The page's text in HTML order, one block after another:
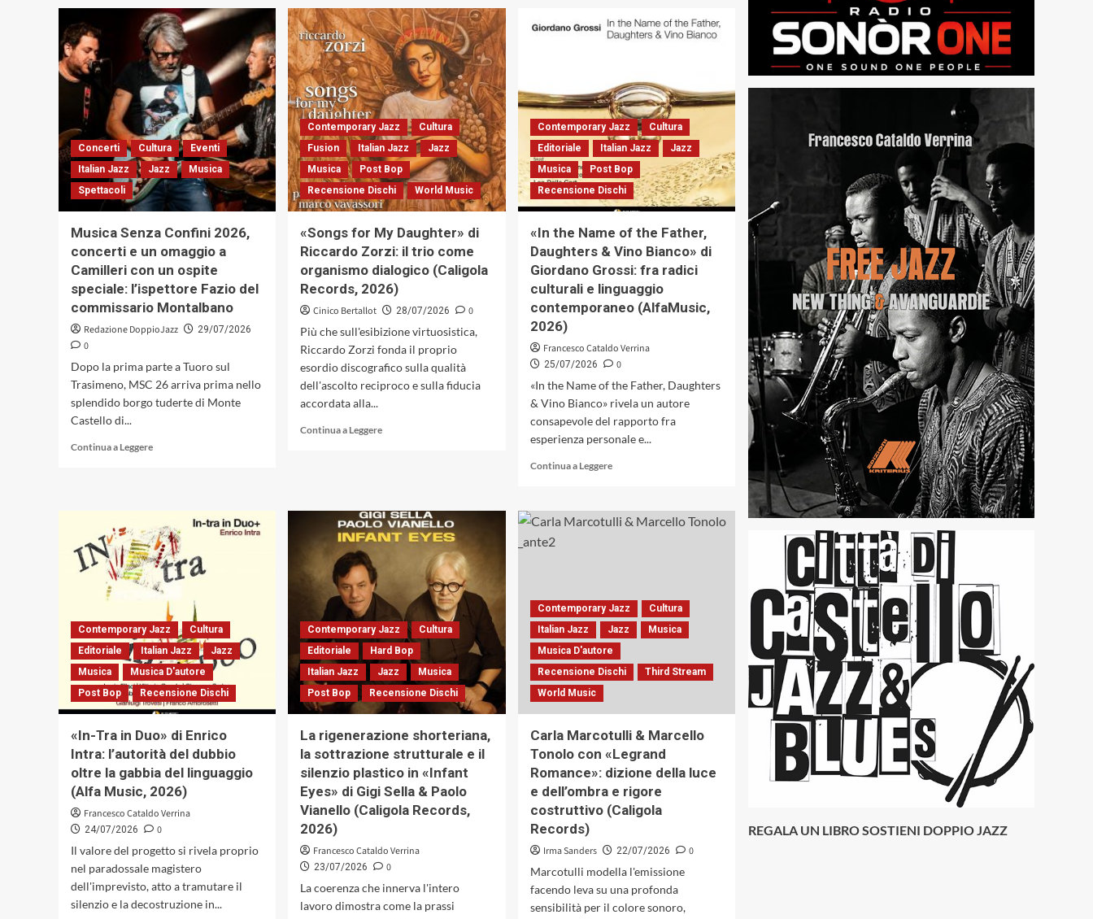
IN
JAZZ
Miles
Davis
Festival
–
I
Can
See
Fo(u)r
Miles.
Santa
Margherita
dal
6
al
settembre
2026
su
Francesco
Branciamore
con
«Old
&
New
Dreams»:
quando
il
tema
diventa
racconto.
Il
come
luogo
del
pensiero
musicale
(Caligola
Records,
2026)
a
Paola
dell’in
between
Concerti Cultura
Eventi
Italian Jazz
Jazz
Musica
Spettacoli
Musica Senza Confini 2026,
concerti e un omaggio a
Camilleri con un ospite
speciale: l’ispettore Fazio del
commissario Montalbano
Redazione DoppioJazz 29/07/2026
0
Dopo la prima parte a Tuoro sul
Trasimeno, MSC 26 arriva prima nello
splendido borgo tuderte di Monte
Castello di...
Continua a LeggereLeggi
Confini
2026,
concerti
e
omaggio
a
Camilleri
con
un
ospite
speciale:
Fazio
del
commissario
Montalbano
Contemporary Jazz
Cultura
Fusion
Italian Jazz
Jazz
Musica
Post Bop
Recensione Dischi
World Music
«Songs for My Daughter» di
Riccardo Zorzi: il trio come
organismo dialogico (Caligola
Records, 2026)
Cinico Bertallot 28/07/2026
0
Più che sull'esibizione virtuosistica,
Riccardo Zorzi fonda il proprio
esordio discografico sulla qualità
dell'ascolto reciproco e sulla fiducia
accordata alla...
Continua a LeggereLeggi
My
Daughter»
Zorzi:
il
trio
come
organismo
dialogico
(Caligola
Records,
2026)
Contemporary Jazz
Cultura
Editoriale
Italian Jazz
Jazz
Musica
Post Bop
Recensione Dischi
«In the Name of the Father,
Daughters & Vino Bianco» di
Giordano Grossi: fra radici
culturali e linguaggio
contemporaneo (AlfaMusic,
2026)
Francesco Cataldo Verrina
25/07/2026
0
«In the Name of the Father, Daughters
& Vino Bianco» rivela un autore
consapevole del rapporto fra
esperienza personale e...
Continua a LeggereLeggi
su
«In
Father,
Daughters
&
Vino
Bianco»
di
radici
culturali
e
linguaggio
contemporaneo
(AlfaMusic,
Contemporary Jazz
Cultura
Editoriale
Italian Jazz
Jazz
Musica
Musica D'autore
Post Bop
Recensione Dischi
«In-Tra in Duo» di Enrico
Intra: l’autorità del dubbio
oltre la gabbia del linguaggio
(Alfa Music, 2026)
Francesco Cataldo Verrina
24/07/2026
0
Il valore del progetto si rivela proprio
nel paradossale magistero
dell'imprevisto, atto a tramutare il
silenzio e la decostruzione in...
Contemporary Jazz
Cultura
Editoriale
Hard Bop
Italian Jazz
Jazz
Musica
Post Bop
Recensione Dischi
La rigenerazione shorteriana,
la sottrazione strutturale e il
silenzio plastico in «Infant
Eyes» di Gigi Sella & Paolo
Vianello (Caligola Records,
2026)
Francesco Cataldo Verrina
23/07/2026
0
La coerenza che innerva l'intero
lavoro dimostra come la prassi
Contemporary Jazz
Cultura
Italian Jazz
Jazz
Musica
Musica D'autore
Recensione Dischi
Third Stream
World Music
Carla Marcotulli & Marcello
Tonolo con «Legrand
Romance»: dizione della luce
e dell’ombra e rigore
costruttivo (Caligola
Records)
Irma Sanders 22/07/2026
0
Marcotulli modella l'emissione
facendo leva su una profonda
sensibilità per il colore sonoro,
REGALA UN LIBRO SOSTIENI DOPPIO JAZZ